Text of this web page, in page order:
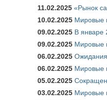
11.02.2025 «Рынок
10.02.2025 Мировые
09.02.2025 В январе
09.02.2025 Мировые
06.02.2025 Ожидания
06.02.2025 Мировые
05.02.2025
03.02.2025 Мировые